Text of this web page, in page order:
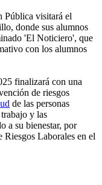
Pública visitará el
donde sus alumnos
'El Noticiero', que
con los alumnos
finalizará con una
de riesgos
de las personas
y las
a su bienestar, por
Laborales en el